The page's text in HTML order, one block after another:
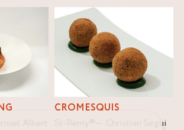
CROMESQUIS
Christian Segui